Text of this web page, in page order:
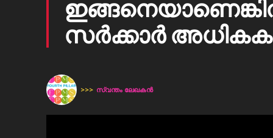
സർക്കാർ
>>> സ്വന്തം ലേഖകന്‍